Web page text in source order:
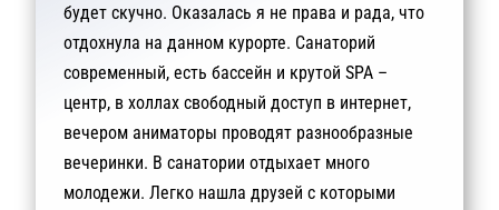
будет скучно. Оказалась я не права и рада, что
отдохнула на данном курорте. Санаторий
современный, есть бассейн и крутой SPA –
центр, в холлах свободный доступ в интернет,
вечером аниматоры проводят разнообразные
вечеринки. В санатории отдыхает много
молодежи. Легко нашла друзей с которыми